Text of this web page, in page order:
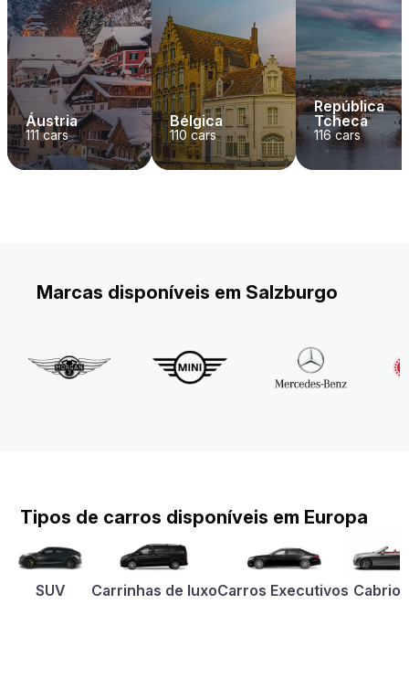
Áustria
111cars
Bélgica
110 cars
República
Tcheca
116cars
Marcas disponíveis em Salzburgo
Tipos de carros disponíveis em Europa
SUV Carrinhas de luxoCarros Executivos